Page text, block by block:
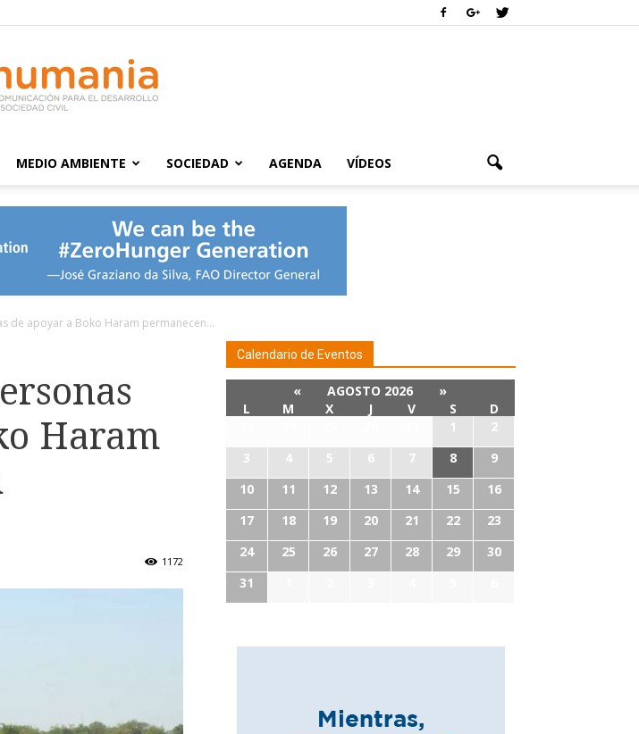
MEDIO AMBIENTE SOCIEDAD AGENDA VÍDEOS
de apoyar a Boko Haram permanecen...
Haram
1172
Calendario de Eventos
« AGOSTO 2026
»
L
M X J V S
D
1
2
3
4 5 6 7 8
9
10
11 12 13 14 15
16
17
18 19 20 21 22
23
24
25 26 27 28 29
30
31